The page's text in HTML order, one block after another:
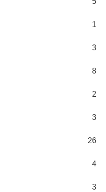
1
3
8
2
3
26
4
3